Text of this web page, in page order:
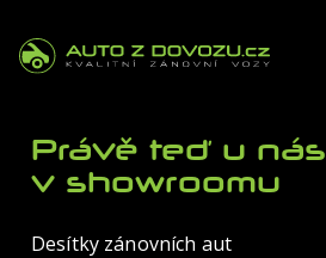
Právě teď u nás
v showroomu
Desítky zánovních aut